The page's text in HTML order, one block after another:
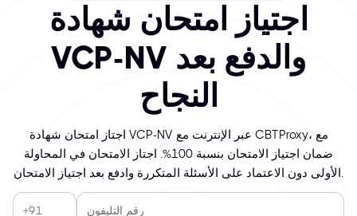
اجتياز امتحان شهادة
VCP-NV والدفع بعد
النجاح
اجتاز امتحان شهادة VCP-NV عبر الإنترنت مع CBTProxy، مع
ضمان اجتياز الامتحان بنسبة 100%. اجتاز الامتحان في المحاولة
الأولى دون الاعتماد على الأسئلة المتكررة وادفع بعد اجتياز الامتحان.